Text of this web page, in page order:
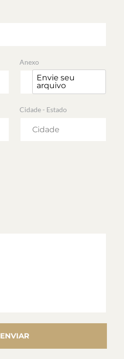
Anexo
Anexo
Envie seu
arquivo
Cidade - Estado
ENVIAR